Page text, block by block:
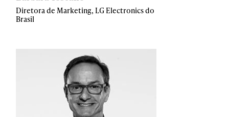
Diretora de Marketing, LG Electronics do
Brasil